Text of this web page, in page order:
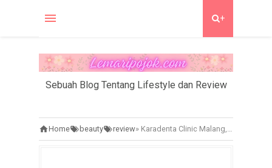
+
Sebuah Blog Tentang Lifestyle dan Review
Home beauty review» Karadenta Clinic Malang, Tempatnya Perawatan Kulit Wajah